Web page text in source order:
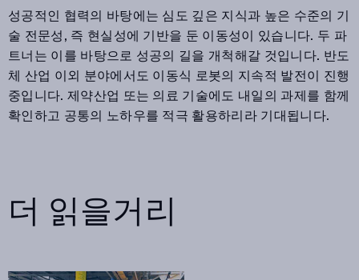
성공적인 협력의 바탕에는 심도 깊은 지식과 높은 수준의 기
술 전문성, 즉 현실성에 기반을 둔 이동성이 있습니다. 두 파
트너는 이를 바탕으로 성공의 길을 개척해갈 것입니다. 반도
체 산업 이외 분야에서도 이동식 로봇의 지속적 발전이 진행
중입니다. 제약산업 또는 의료 기술에도 내일의 과제를 함께
확인하고 공통의 노하우를 적극 활용하리라 기대됩니다.
더 읽을거리